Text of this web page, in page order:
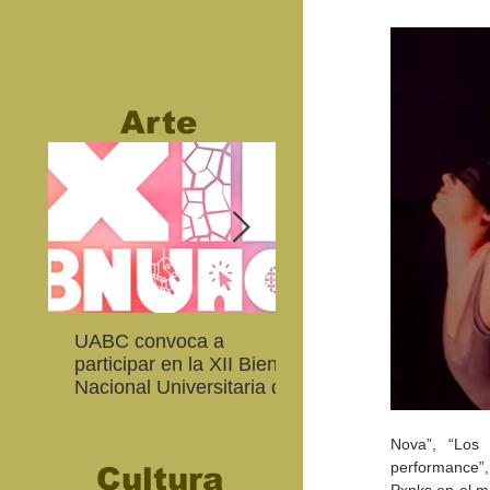
Nova”,
Arte
UABC convoca a
participar en la XII Bienal
Nacional Universitaria de
Abierta convocatoria
XIV Bienal de
de Baja California
Cultura